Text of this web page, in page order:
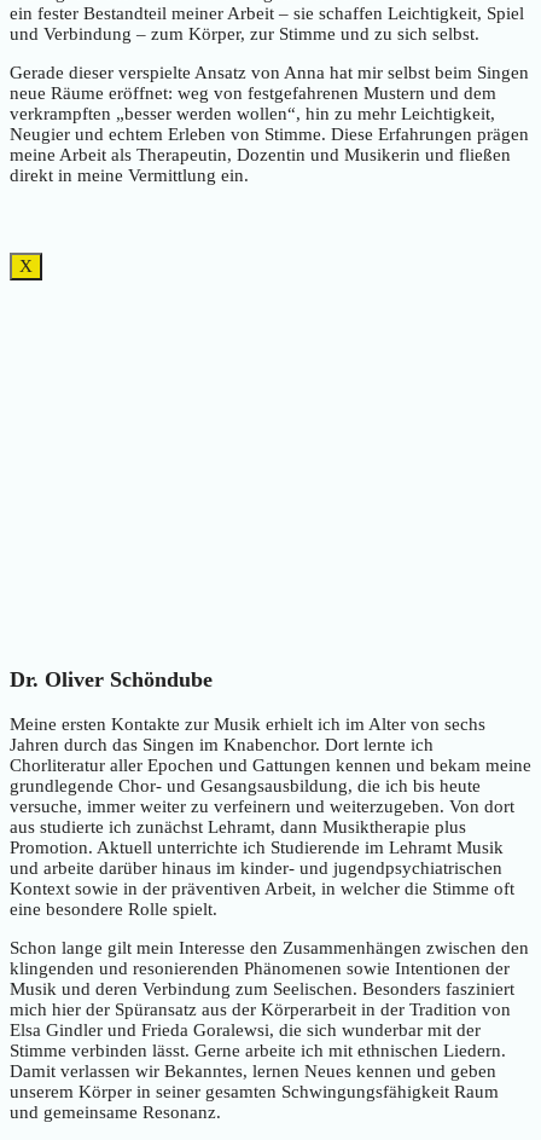
ein fester Bestandteil meiner Arbeit – sie schaffen Leichtigkeit, Spiel
und Verbindung – zum Körper, zur Stimme und zu sich selbst.
Gerade dieser verspielte Ansatz von Anna hat mir selbst beim Singen
neue Räume eröffnet: weg von festgefahrenen Mustern und dem
verkrampften „besser werden wollen“, hin zu mehr Leichtigkeit,
Neugier und echtem Erleben von Stimme. Diese Erfahrungen prägen
meine Arbeit als Therapeutin, Dozentin und Musikerin und fließen
direkt in meine Vermittlung ein.
X
Dr. Oliver Schöndube
Meine ersten Kontakte zur Musik erhielt ich im Alter von sechs
Jahren durch das Singen im Knabenchor. Dort lernte ich
Chorliteratur aller Epochen und Gattungen kennen und bekam meine
grundlegende Chor- und Gesangsausbildung, die ich bis heute
versuche, immer weiter zu verfeinern und weiterzugeben. Von dort
aus studierte ich zunächst Lehramt, dann Musiktherapie plus
Promotion. Aktuell unterrichte ich Studierende im Lehramt Musik
und arbeite darüber hinaus im kinder- und jugendpsychiatrischen
Kontext sowie in der präventiven Arbeit, in welcher die Stimme oft
eine besondere Rolle spielt.
Schon lange gilt mein Interesse den Zusammenhängen zwischen den
klingenden und resonierenden Phänomenen sowie Intentionen der
Musik und deren Verbindung zum Seelischen. Besonders fasziniert
mich hier der Spüransatz aus der Körperarbeit in der Tradition von
Elsa Gindler und Frieda Goralewsi, die sich wunderbar mit der
Stimme verbinden lässt. Gerne arbeite ich mit ethnischen Liedern.
Damit verlassen wir Bekanntes, lernen Neues kennen und geben
unserem Körper in seiner gesamten Schwingungsfähigkeit Raum
und gemeinsame Resonanz.